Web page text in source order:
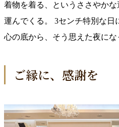
着物を着る、というささやか
運んでくる。 3センチ特別な
心の底から、そう思えた夜にな
ご縁に、感謝を